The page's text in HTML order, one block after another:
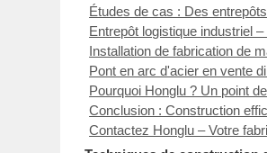
Études de cas : Des
Entrepôt logistique industriel
Installation de fabrication de
Pont en arc d'acier en vente
Pourquoi Honglu ? Un point
Conclusion : Construction
Contactez Honglu – Votre